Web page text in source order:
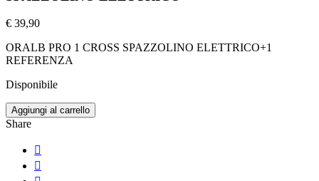
€ 39,90
ORALB PRO 1 CROSS SPAZZOLINO ELETTRICO+1
REFERENZA
Disponibile
Aggiungi al carrello
Share